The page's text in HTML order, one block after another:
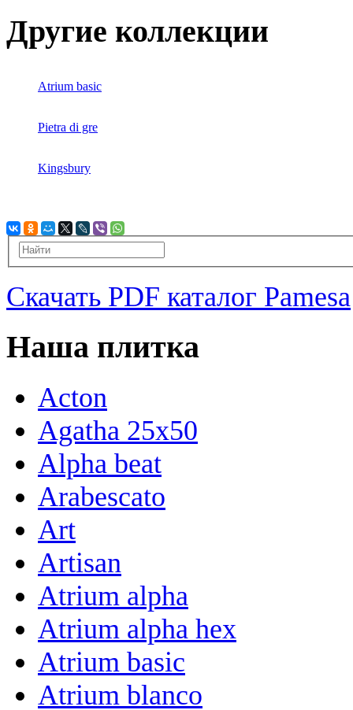
Другие коллекции
Atrium basic
Pietra di gre
Kingsbury
Скачать PDF каталог Pamesa
Наша плитка
Acton
Agatha 25x50
Alpha beat
Arabescato
Art
Artisan
Atrium alpha
Atrium alpha hex
Atrium basic
Atrium blanco